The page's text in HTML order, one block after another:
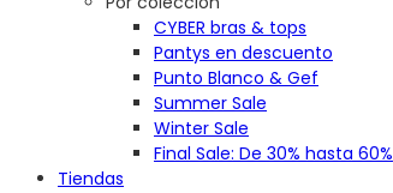
CYBER bras & tops
Pantys en descuento
Punto Blanco & Gef
Summer Sale
Winter Sale
Final Sale: De 30% hasta 60%
Tiendas